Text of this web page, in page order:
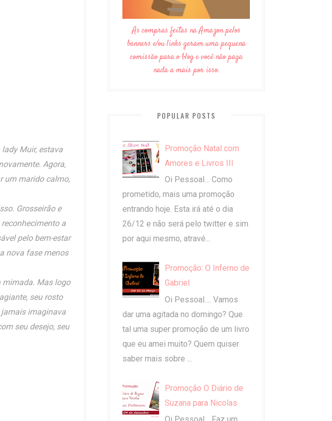
Muir, estava
Agora,
um marido calmo,
Grosseirão e
a
pelo bem-estar
nova fase menos
mimada. Mas logo
seu rosto
jamais imaginava
seu desejo, seu
As compras feitas na Amazon pelos
banners e/ou links geram uma pequena
comissão para o blog e você não paga
nada a mais por isso.
POPULAR POSTS
Promoção Natal com
Amores e Livros III
Oi Pessoal… Como
prometido, mais uma promoção
entrando hoje. Esta irá até o dia
26/12 e não será pelo twitter e sim
por aqui mesmo, atravé...
Promoção: O Inferno de
Gabriel
Oi Pessoal…. Vamos
dar uma agitada no domingo? Que
tal uma super promoção de um livro
que eu amei muito? Quem quiser
saber mais sobre ...
Promoção O Diário de
Suzana para Nicolas